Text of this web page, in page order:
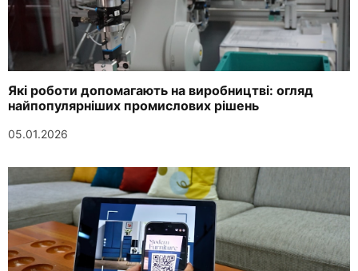
Які роботи допомагають на виробництві: огляд
найпопулярніших промислових рішень
05.01.2026